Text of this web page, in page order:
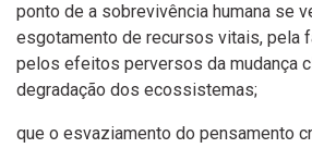
ponto de a sobrevivência humana se
esgotamento de recursos vitais, pela
pelos efeitos perversos da mudança
degradação dos ecossistemas;
que o esvaziamento do pensamento